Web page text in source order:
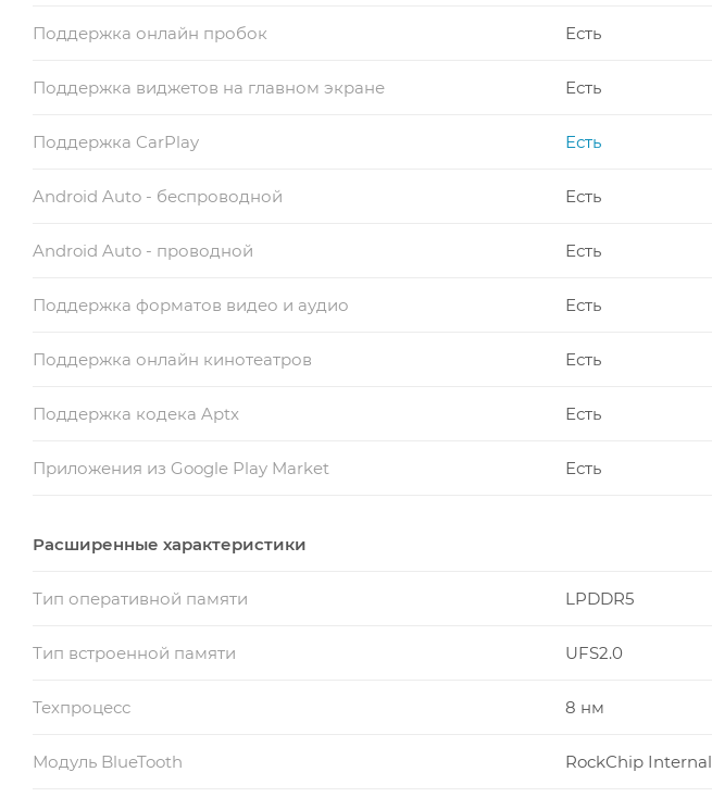
Поддержка онлайн пробок Есть
Поддержка виджетов на главном экране Есть
Поддержка CarPlay Есть
Android Auto - беспроводной Есть
Android Auto - проводной Есть
Поддержка форматов видео и аудио Есть
Поддержка онлайн кинотеатров Есть
Поддержка кодека Aptx Есть
Приложения из Google Play Market Есть
Расширенные характеристики
Тип оперативной памяти LPDDR5
Тип встроенной памяти UFS2.0
Техпроцесс 8 нм
Модуль BlueTooth RockChip Internal